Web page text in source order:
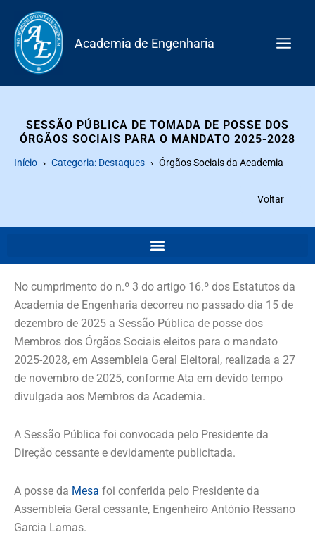
content
Academia de Engenharia
SESSÃO PÚBLICA DE TOMADA DE POSSE DOS
ÓRGÃOS SOCIAIS PARA O MANDATO 2025-2028
Início Categoria: Destaques Órgãos Sociais da Academia
Voltar
No cumprimento do n.º 3 do artigo 16.º dos Estatutos da
Academia de Engenharia decorreu no passado dia 15 de
dezembro de 2025 a Sessão Pública de posse dos
Membros dos Órgãos Sociais eleitos para o mandato
2025-2028, em Assembleia Geral Eleitoral, realizada a 27
de novembro de 2025, conforme Ata em devido tempo
divulgada aos Membros da Academia.
A Sessão Pública foi convocada pelo Presidente da
Direção cessante e devidamente publicitada.
A posse da Mesa foi conferida pelo Presidente da
Assembleia Geral cessante, Engenheiro António Ressano
Garcia Lamas.